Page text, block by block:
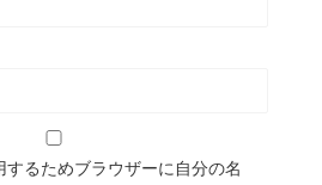
するためブラウザーに自分の名